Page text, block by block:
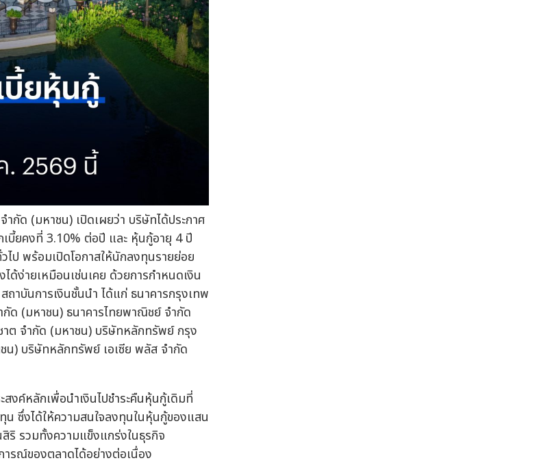
กัด (มหาชน) เปิดเผยว่า บริษัทได้ประกาศ
บี้ยคงที่ 3.10% ต่อปี และ หุ้นกู้อายุ 4 ปี
ไป พร้อมเปิดโอกาสให้นักลงทุนรายย่อย
ด้ง่ายเหมือนเช่นเคย ด้วยการกำหนดเงิน
าบันการเงินชั้นนำ ได้แก่ ธนาคารกรุงเทพ
กัด (มหาชน) ธนาคารไทยพาณิชย์ จำกัด
าต จำกัด (มหาชน) บริษัทหลักทรัพย์ กรุง
น) บริษัทหลักทรัพย์ เอเซีย พลัส จำกัด
งค์หลักเพื่อนำเงินไปชำระคืนหุ้นกู้เดิมที่
ซึ่งได้ให้ความสนใจลงทุนในหุ้นกู้ของแสน
รวมทั้งความแข็งแกร่งในธุรกิจ
รณ์ของตลาดได้อย่างต่อเนื่อง